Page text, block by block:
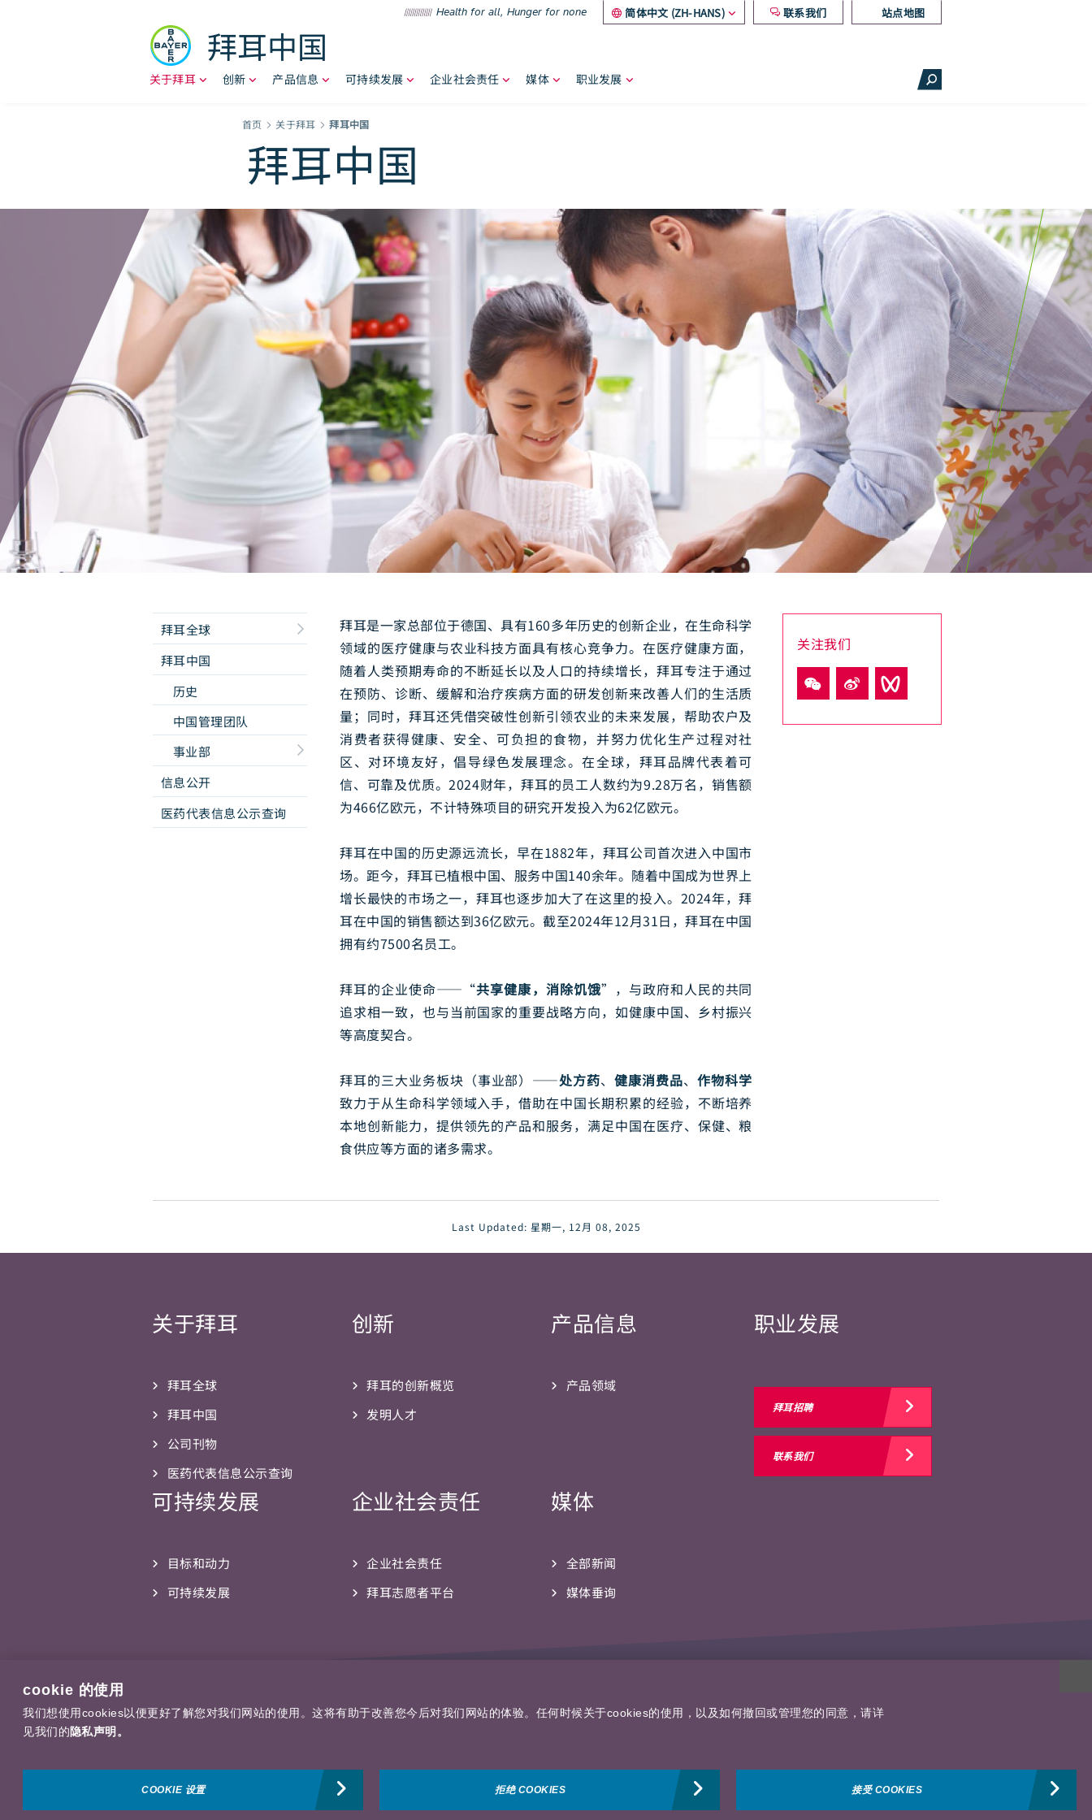
Health for all, Hunger for none 简体中文 (ZH-HANS) 联系我们 站点地图
拜耳中国
关于拜耳 创新 产品信息 可持续发展 企业社会责任 媒体 职业发展
Breadcrumb
首页 关于拜耳 拜耳中国
拜耳中国
拜耳全球
拜耳中国
历史
中国管理团队
事业部
信息公开
医药代表信息公示查询
拜耳是一家总部位于德国、具有160多年历史的创新企业，在生命科学
领域的医疗健康与农业科技方面具有核心竞争力。在医疗健康方面，
随着人类预期寿命的不断延长以及人口的持续增长，拜耳专注于通过
在预防、诊断、缓解和治疗疾病方面的研发创新来改善人们的生活质
量；同时，拜耳还凭借突破性创新引领农业的未来发展，帮助农户及
消费者获得健康、安全、可负担的食物，并努力优化生产过程对社
区、对环境友好，倡导绿色发展理念。在全球，拜耳品牌代表着可
信、可靠及优质。2024财年，拜耳的员工人数约为9.28万名，销售额
为466亿欧元，不计特殊项目的研究开发投入为62亿欧元。
拜耳在中国的历史源远流长，早在1882年，拜耳公司首次进入中国市
场。距今，拜耳已植根中国、服务中国140余年。随着中国成为世界上
增长最快的市场之一，拜耳也逐步加大了在这里的投入。2024年，拜
耳在中国的销售额达到36亿欧元。截至2024年12月31日，拜耳在中国
拥有约7500名员工。
拜耳的企业使命——“共享健康，消除饥饿”，与政府和人民的共同
追求相一致，也与当前国家的重要战略方向，如健康中国、乡村振兴
等高度契合。
拜耳的三大业务板块（事业部）——处方药、健康消费品、作物科学
致力于从生命科学领域入手，借助在中国长期积累的经验，不断培养
本地创新能力，提供领先的产品和服务，满足中国在医疗、保健、粮
食供应等方面的诸多需求。
关注我们
Last Updated: 星期一, 12月 08, 2025
关于拜耳
拜耳全球
拜耳中国
公司刊物
医药代表信息公示查询
创新
拜耳的创新概览
发明人才
产品信息
产品领域
可持续发展
目标和动力
可持续发展
企业社会责任
企业社会责任
拜耳志愿者平台
媒体
全部新闻
媒体垂询
职业发展
拜耳招聘
联系我们
关注我们
cookie 的使用
我们想使用cookies以便更好了解您对我们网站的使用。这将有助于改善您今后对我们网站的体验。任何时候关于cookies的使用，以及如何撤回或管理您的同意，请详
见我们的隐私声明。
COOKIE 设置 拒绝 COOKIES 接受 COOKIES